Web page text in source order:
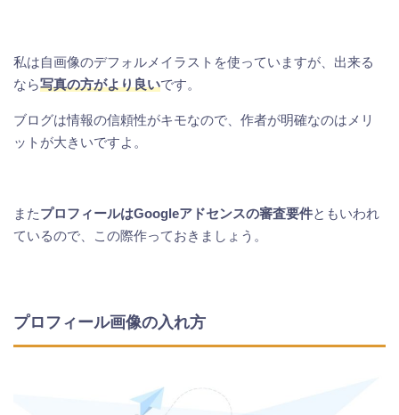
私は自画像のデフォルメイラストを使っていますが、出来る
なら写真の方がより良いです。
ブログは情報の信頼性がキモなので、作者が明確なのはメリ
ットが大きいですよ。
またプロフィールはGoogleアドセンスの審査要件ともいわれ
ているので、この際作っておきましょう。
プロフィール画像の入れ方